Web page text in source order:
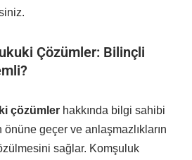
Çözümler: Bilinçli
çözümler hakkında bilgi sahibi
önüne geçer ve anlaşmazlıkların
sağlar. Komşuluk